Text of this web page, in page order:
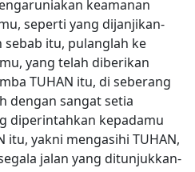
keamanan
seperti yang dijanjikan-
sebab itu, pulanglah ke
yang telah diberikan
TUHAN itu, di seberang
dengan sangat setia
diperintahkan kepadamu
itu, yakni mengasihi TUHAN,
jalan yang ditunjukkan-